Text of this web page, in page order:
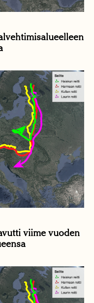
viime vuoden